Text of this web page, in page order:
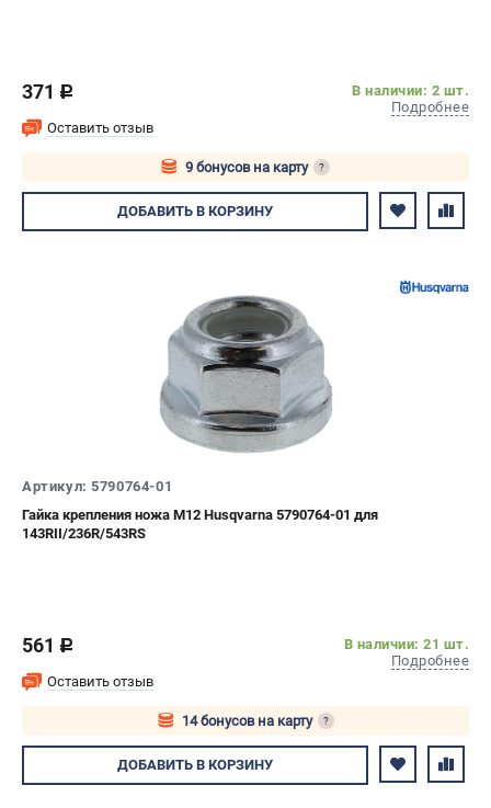
371 c
В наличии: 2 шт.
Подробнее
Оставить отзыв
9 бонусов на карту ?
Авторизуйтесь
ДОБАВИТЬ В КОРЗИНУ
Артикул: 5790764-01
Гайка крепления ножа M12 Husqvarna 5790764-01 для
143RII/236R/543RS
561 c
В наличии: 21 шт.
Подробнее
Оставить отзыв
14 бонусов на карту ?
Авторизуйтесь
ДОБАВИТЬ В КОРЗИНУ